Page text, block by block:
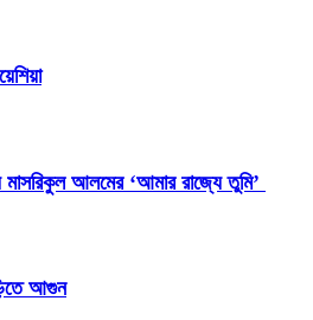
মাসরিকুল আলমের ‘আমার রাজ্যে তুমি’
আগুন